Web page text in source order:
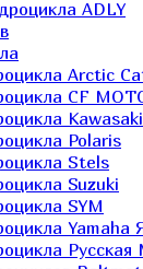
ADLY
Arctic
CF
Kawasaki
Polaris
Stels
Suzuki
SYM
Yamaha